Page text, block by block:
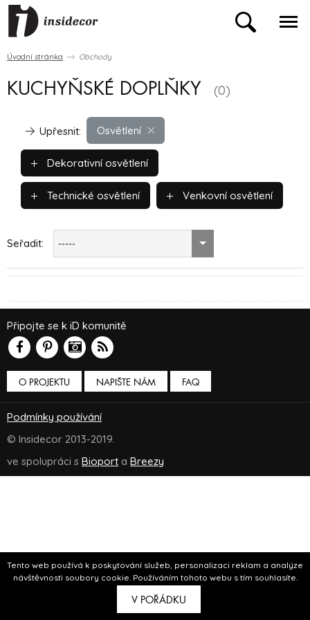
Tento web používá k poskytování služeb, personalizaci reklam a analýze
návštěvnosti soubory cookie. Používáním tohoto webu s tím souhlasíte.
V POŘÁDKU
Úvodní stránka Obchody
KUCHYŇSKÉ DOPLŇKY (0)
Osvětlení
Upřesnit:
Dekorativní osvětlení
Technické osvětlení Venkovní osvětlení
Seřadit: -----
O PROJEKTU NAPIŠTE NÁM
Připojte se k iD komunitě
FAQ
Podmínky používání
© Insidecor 2013-2019.
ve spolupráci s Bioport a Breezy